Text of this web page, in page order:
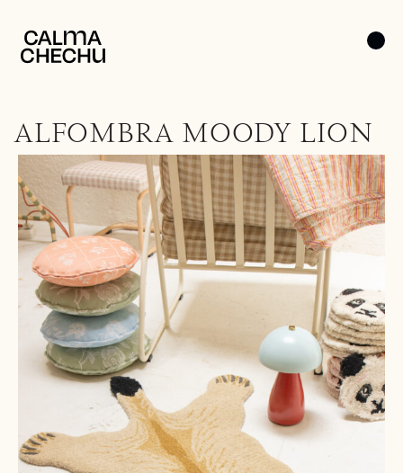
ALFOMBRA MOODY LION